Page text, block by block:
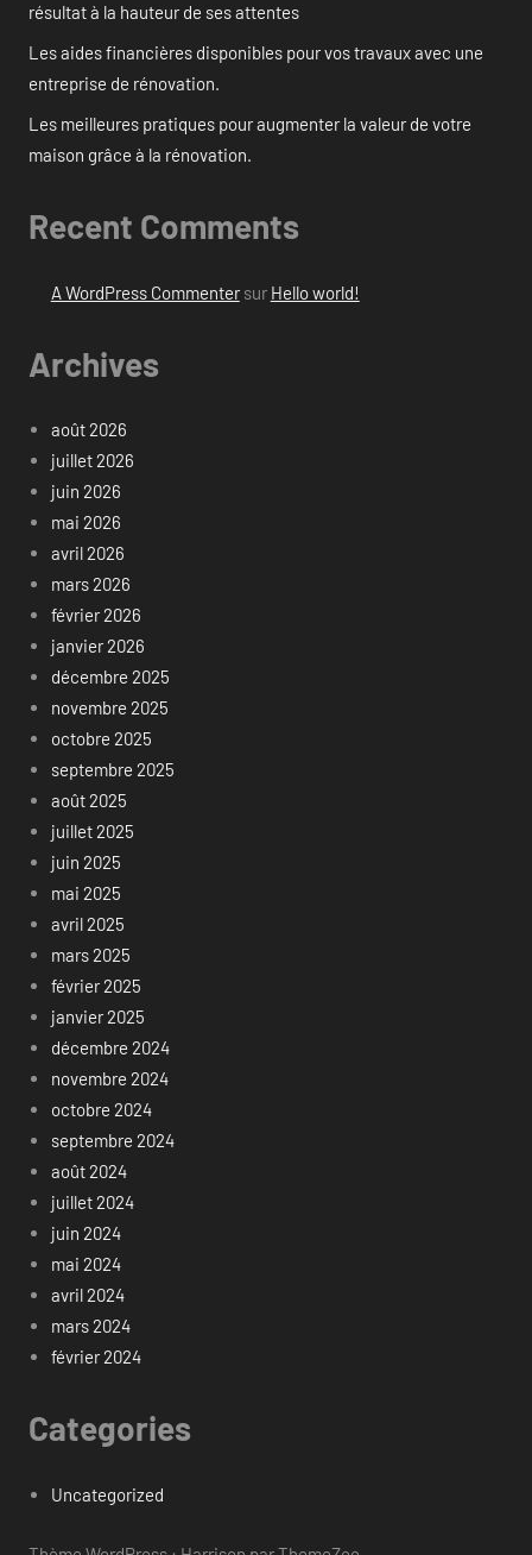
résultat à la hauteur de ses attentes
Les aides financières disponibles pour vos travaux avec une
entreprise de rénovation.
Les meilleures pratiques pour augmenter la valeur de votre
maison grâce à la rénovation.
Recent Comments
A WordPress Commentersur Hello world!
Archives
août 2026
juillet 2026
juin 2026
mai 2026
avril 2026
mars 2026
février 2026
janvier 2026
décembre 2025
novembre 2025
octobre 2025
septembre 2025
août 2025
juillet 2025
juin 2025
mai 2025
avril 2025
mars 2025
février 2025
janvier 2025
décembre 2024
novembre 2024
octobre 2024
septembre 2024
août 2024
juillet 2024
juin 2024
mai 2024
avril 2024
mars 2024
février 2024
Categories
Uncategorized